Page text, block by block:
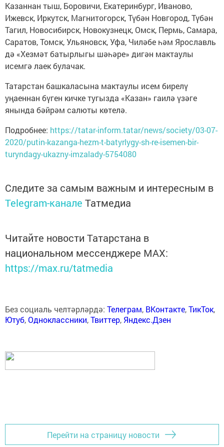
Казаннан тыш, Боровичи, Екатеринбург, Иваново,
Ижевск, Иркутск, Магнитогорск, Түбән Новгород, Түбән
Тагил, Новосибирск, Новокузнецк, Омск, Пермь, Самара,
Саратов, Томск, Ульяновск, Уфа, Чиләбе һәм Ярославль
дә «Хезмәт батырлыгы шәһәре» дигән мактаулы
исемгә лаек булачак.
Татарстан башкаласына мактаулы исем бирелү
уңаеннан бүген кичке тугызда «Казан» гаилә үзәге
янында бәйрәм салюты көтелә.
Подробнее: https://tatar-inform.tatar/news/society/03-07-
2020/putin-kazanga-hezm-t-batyrlygy-sh-re-isemen-bir-
turyndagy-ukazny-imzalady-5754080
Следите за самым важным и интересным в
Telegram-канале Татмедиа
Читайте новости Татарстана в
национальном мессенджере MАХ:
https://max.ru/tatmedia
Без социаль челтәрләрдә: Телеграм, ВКонтакте,ТикТок,
Ютуб,Одноклассники,Твиттер, Яндекс.Дзен
Перейти на страницу новости